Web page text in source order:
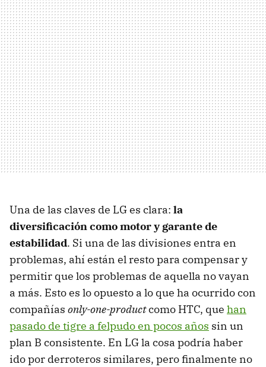
Una de las claves de LG es clara: la
diversificación como motor y garante de
estabilidad. Si una de las divisiones entra en
problemas, ahí están el resto para compensar y
permitir que los problemas de aquella no vayan
a más. Esto es lo opuesto a lo que ha ocurrido con
compañías only-one-productcomo HTC, que han
pasado de tigre a felpudo en pocos años sin un
plan B consistente. En LG la cosa podría haber
ido por derroteros similares, pero finalmente no